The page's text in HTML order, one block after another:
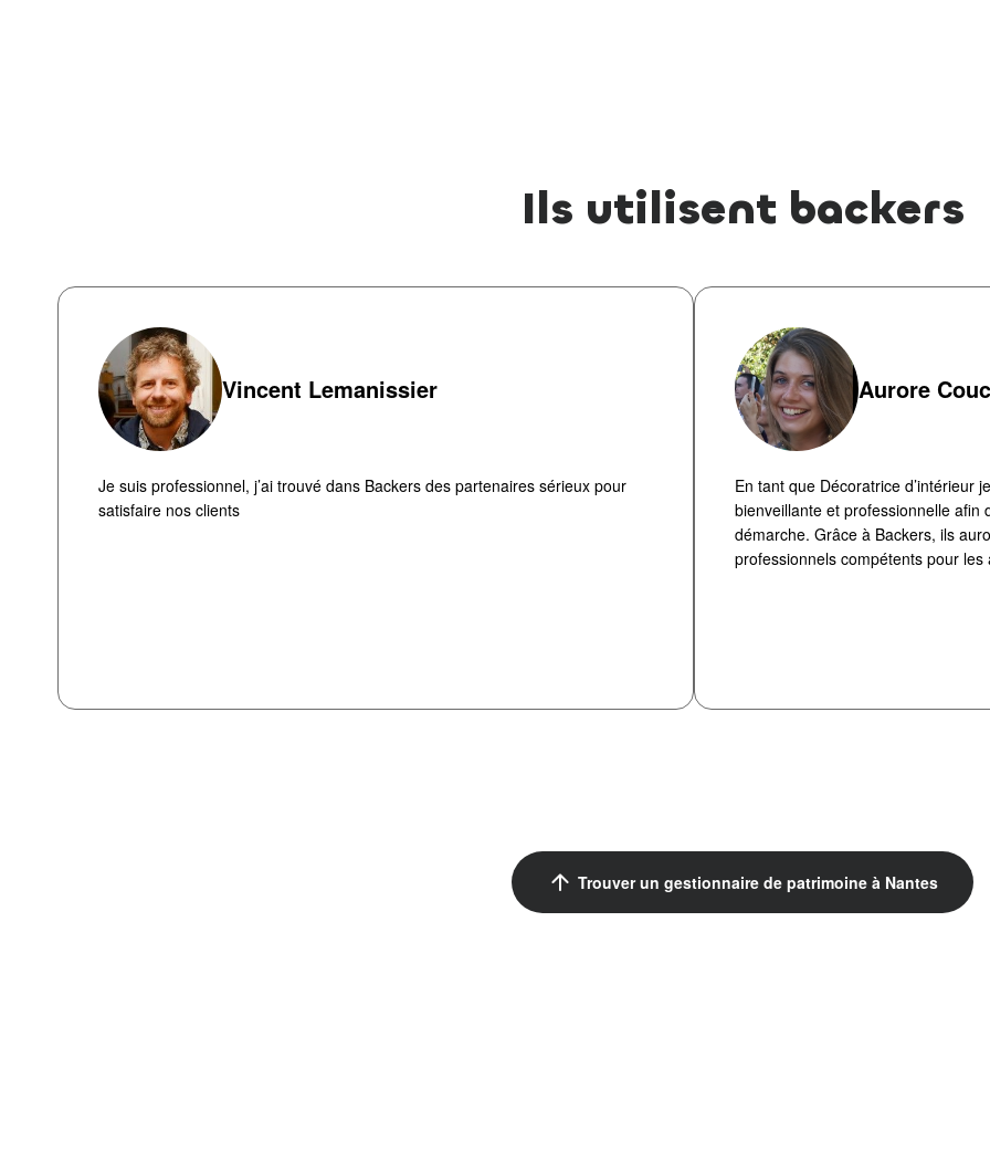
Ils utilisent backers
Vincent Lemanissier
Je suis professionnel, j’ai trouvé dans Backers des partenaires sérieux pour
satisfaire nos clients
Aurore
En tant que Décoratrice d’intérieur
bienveillante et professionnelle afin
démarche. Grâce à Backers, ils
professionnels compétents pour
arrow_upward Trouver un gestionnaire de patrimoine à Nantes